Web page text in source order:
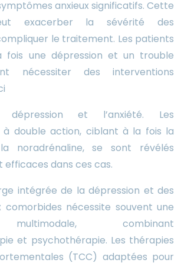
anxieux significatifs. Cette
exacerber la sévérité des
le traitement. Les patients
fois une dépression et un trouble
nécessiter des interventions
et l’anxiété. Les
à double action, ciblant à la fois la
noradrénaline, se sont révélés
dans ces cas.
intégrée de la dépression et des
comorbides nécessite souvent une
combinant
et psychothérapie. Les thérapies
(TCC) adaptées pour